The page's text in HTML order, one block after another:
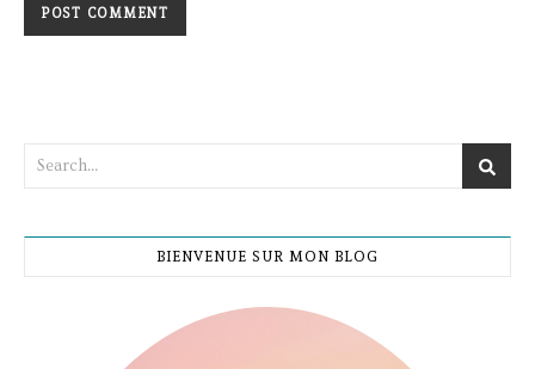
BIENVENUE SUR MON BLOG